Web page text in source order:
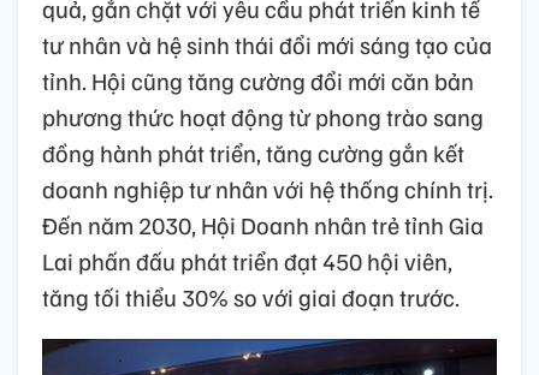
quả, gắn chặt với yêu cầu phát triển kinh tế
tư nhân và hệ sinh thái đổi mới sáng tạo của
tỉnh. Hội cũng tăng cường đổi mới căn bản
phương thức hoạt động từ phong trào sang
đồng hành phát triển, tăng cường gắn kết
doanh nghiệp tư nhân với hệ thống chính trị.
Đến năm 2030, Hội Doanh nhân trẻ tỉnh Gia
Lai phấn đấu phát triển đạt 450 hội viên,
tăng tối thiểu 30% so với giai đoạn trước.